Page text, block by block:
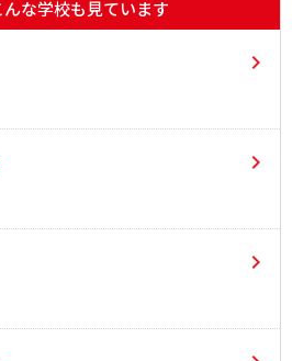
な学校も見ています